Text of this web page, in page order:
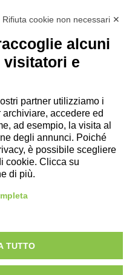
utili
turistica di Maranello, Fiorano
Formigine
Locali
le app
e Dintorni
Rifiuta cookie non necessari ✕
alcuni
visitatori e
partner utilizziamo i
accedere ed
ad esempio, la visita al
degli annunci. Poiché
è possibile scegliere
cookie. Clicca su
di più.
TUTTO